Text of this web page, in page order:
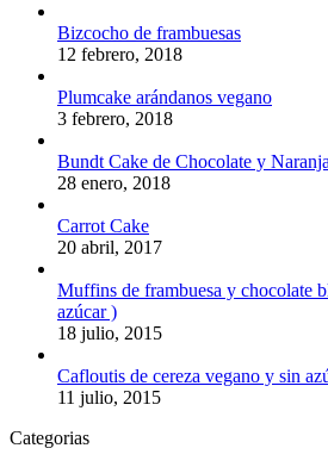
Bizcocho de frambuesas
12 febrero, 2018
Plumcake arándanos vegano
3 febrero, 2018
Bundt Cake de Chocolate y Naranja
28 enero, 2018
Carrot Cake
20 abril, 2017
Muffins de frambuesa y chocolate
azúcar )
18 julio, 2015
Cafloutis de cereza vegano y sin
11 julio, 2015
Categorias